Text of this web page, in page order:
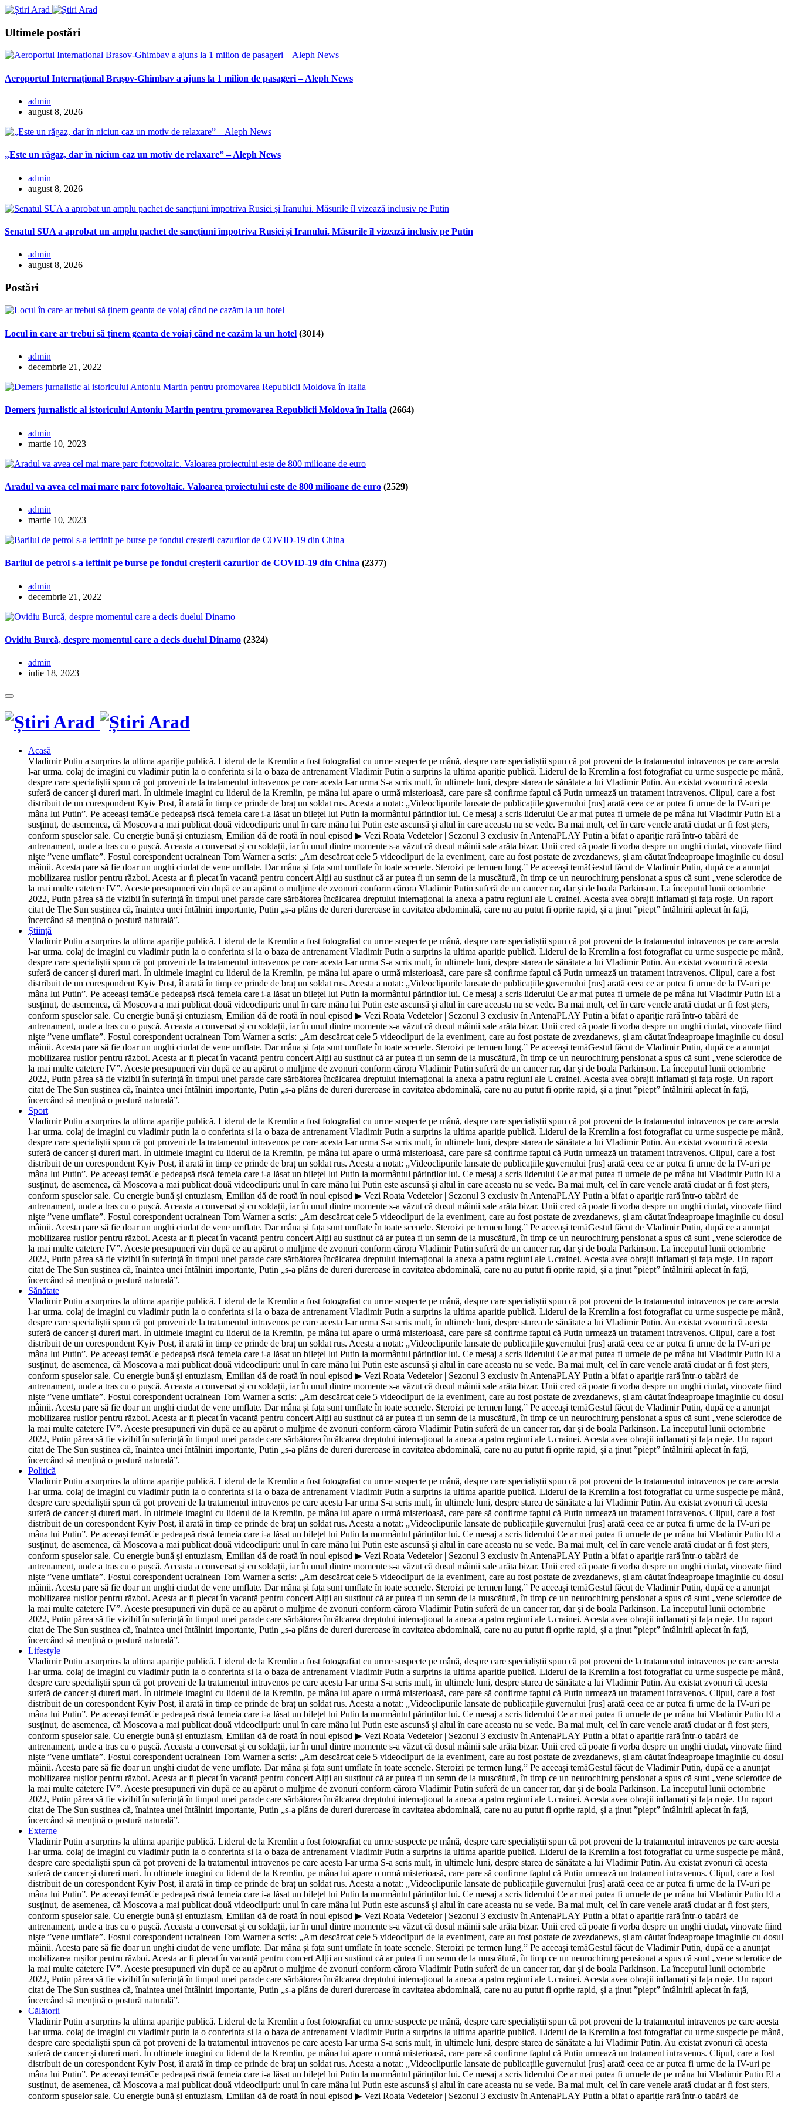
Ultimele postări
Aeroportul Internațional Brașov-Ghimbav a ajuns la 1 milion de pasageri – Aleph News
admin
august 8, 2026
„Este un răgaz, dar în niciun caz un motiv de relaxare” – Aleph News
admin
august 8, 2026
Senatul SUA a aprobat un amplu pachet de sancțiuni împotriva Rusiei și Iranului. Măsurile îl vizează inclusiv pe Putin
admin
august 8, 2026
Postări
Locul în care ar trebui să ținem geanta de voiaj când ne cazăm la un hotel (3014)
admin
decembrie 21, 2022
Demers jurnalistic al istoricului Antoniu Martin pentru promovarea Republicii Moldova în Italia (2664)
admin
martie 10, 2023
Aradul va avea cel mai mare parc fotovoltaic. Valoarea proiectului este de 800 milioane de euro (2529)
admin
martie 10, 2023
Barilul de petrol s-a ieftinit pe burse pe fondul creșterii cazurilor de COVID-19 din China (2377)
admin
decembrie 21, 2022
Ovidiu Burcă, despre momentul care a decis duelul Dinamo (2324)
admin
iulie 18, 2023
Acasă
Vladimir Putin a surprins la ultima apariție publică. Liderul de la Kremlin a fost fotografiat cu urme suspecte pe mână, despre care specialiștii spun că pot proveni de la tratamentul intravenos pe care acesta
l-ar urma. colaj de imagini cu vladimir putin la o conferinta si la o baza de antrenament Vladimir Putin a surprins la ultima apariție publică. Liderul de la Kremlin a fost fotografiat cu urme suspecte pe mână,
despre care specialiștii spun că pot proveni de la tratamentul intravenos pe care acesta l-ar urma S-a scris mult, în ultimele luni, despre starea de sănătate a lui Vladimir Putin. Au existat zvonuri că acesta
suferă de cancer și dureri mari. În ultimele imagini cu liderul de la Kremlin, pe mâna lui apare o urmă misterioasă, care pare să confirme faptul că Putin urmează un tratament intravenos. Clipul, care a fost
distribuit de un corespondent Kyiv Post, îl arată în timp ce prinde de braț un soldat rus. Acesta a notat: „Videoclipurile lansate de publicațiile guvernului [rus] arată ceea ce ar putea fi urme de la IV-uri pe
mâna lui Putin”. Pe aceeași temăCe pedeapsă riscă femeia care i-a lăsat un bilețel lui Putin la mormântul părinților lui. Ce mesaj a scris liderului Ce ar mai putea fi urmele de pe mâna lui Vladimir Putin El a
susținut, de asemenea, că Moscova a mai publicat două videoclipuri: unul în care mâna lui Putin este ascunsă și altul în care aceasta nu se vede. Ba mai mult, cel în care venele arată ciudat ar fi fost șters,
conform spuselor sale. Cu energie bună și entuziasm, Emilian dă de roată în noul episod ▶ Vezi Roata Vedetelor | Sezonul 3 exclusiv în AntenaPLAY Putin a bifat o apariție rară într-o tabără de
antrenament, unde a tras cu o pușcă. Aceasta a conversat și cu soldații, iar în unul dintre momente s-a văzut că dosul mâinii sale arăta bizar. Unii cred că poate fi vorba despre un unghi ciudat, vinovate fiind
niște ”vene umflate”. Fostul corespondent ucrainean Tom Warner a scris: „Am descărcat cele 5 videoclipuri de la eveniment, care au fost postate de zvezdanews, și am căutat îndeaproape imaginile cu dosul
mâinii. Acesta pare să fie doar un unghi ciudat de vene umflate. Dar mâna și fața sunt umflate în toate scenele. Steroizi pe termen lung.” Pe aceeași temăGestul făcut de Vladimir Putin, după ce a anunțat
mobilizarea rușilor pentru război. Acesta ar fi plecat în vacanță pentru concert Alții au susținut că ar putea fi un semn de la mușcătură, în timp ce un neurochirurg pensionat a spus că sunt „vene sclerotice de
la mai multe catetere IV”. Aceste presupuneri vin după ce au apărut o mulțime de zvonuri conform cărora Vladimir Putin suferă de un cancer rar, dar și de boala Parkinson. La începutul lunii octombrie
2022, Putin părea să fie vizibil în suferință în timpul unei parade care sărbătorea încălcarea dreptului internațional la anexa a patru regiuni ale Ucrainei. Acesta avea obrajii inflamați și fața roșie. Un raport
citat de The Sun susținea că, înaintea unei întâlniri importante, Putin „s-a plâns de dureri dureroase în cavitatea abdominală, care nu au putut fi oprite rapid, și a ținut ”piept” întâlnirii aplecat în față,
încercând să mențină o postură naturală”.
Știință
Vladimir Putin a surprins la ultima apariție publică. Liderul de la Kremlin a fost fotografiat cu urme suspecte pe mână, despre care specialiștii spun că pot proveni de la tratamentul intravenos pe care acesta
l-ar urma. colaj de imagini cu vladimir putin la o conferinta si la o baza de antrenament Vladimir Putin a surprins la ultima apariție publică. Liderul de la Kremlin a fost fotografiat cu urme suspecte pe mână,
despre care specialiștii spun că pot proveni de la tratamentul intravenos pe care acesta l-ar urma S-a scris mult, în ultimele luni, despre starea de sănătate a lui Vladimir Putin. Au existat zvonuri că acesta
suferă de cancer și dureri mari. În ultimele imagini cu liderul de la Kremlin, pe mâna lui apare o urmă misterioasă, care pare să confirme faptul că Putin urmează un tratament intravenos. Clipul, care a fost
distribuit de un corespondent Kyiv Post, îl arată în timp ce prinde de braț un soldat rus. Acesta a notat: „Videoclipurile lansate de publicațiile guvernului [rus] arată ceea ce ar putea fi urme de la IV-uri pe
mâna lui Putin”. Pe aceeași temăCe pedeapsă riscă femeia care i-a lăsat un bilețel lui Putin la mormântul părinților lui. Ce mesaj a scris liderului Ce ar mai putea fi urmele de pe mâna lui Vladimir Putin El a
susținut, de asemenea, că Moscova a mai publicat două videoclipuri: unul în care mâna lui Putin este ascunsă și altul în care aceasta nu se vede. Ba mai mult, cel în care venele arată ciudat ar fi fost șters,
conform spuselor sale. Cu energie bună și entuziasm, Emilian dă de roată în noul episod ▶ Vezi Roata Vedetelor | Sezonul 3 exclusiv în AntenaPLAY Putin a bifat o apariție rară într-o tabără de
antrenament, unde a tras cu o pușcă. Aceasta a conversat și cu soldații, iar în unul dintre momente s-a văzut că dosul mâinii sale arăta bizar. Unii cred că poate fi vorba despre un unghi ciudat, vinovate fiind
niște ”vene umflate”. Fostul corespondent ucrainean Tom Warner a scris: „Am descărcat cele 5 videoclipuri de la eveniment, care au fost postate de zvezdanews, și am căutat îndeaproape imaginile cu dosul
mâinii. Acesta pare să fie doar un unghi ciudat de vene umflate. Dar mâna și fața sunt umflate în toate scenele. Steroizi pe termen lung.” Pe aceeași temăGestul făcut de Vladimir Putin, după ce a anunțat
mobilizarea rușilor pentru război. Acesta ar fi plecat în vacanță pentru concert Alții au susținut că ar putea fi un semn de la mușcătură, în timp ce un neurochirurg pensionat a spus că sunt „vene sclerotice de
la mai multe catetere IV”. Aceste presupuneri vin după ce au apărut o mulțime de zvonuri conform cărora Vladimir Putin suferă de un cancer rar, dar și de boala Parkinson. La începutul lunii octombrie
2022, Putin părea să fie vizibil în suferință în timpul unei parade care sărbătorea încălcarea dreptului internațional la anexa a patru regiuni ale Ucrainei. Acesta avea obrajii inflamați și fața roșie. Un raport
citat de The Sun susținea că, înaintea unei întâlniri importante, Putin „s-a plâns de dureri dureroase în cavitatea abdominală, care nu au putut fi oprite rapid, și a ținut ”piept” întâlnirii aplecat în față,
încercând să mențină o postură naturală”.
Sport
Vladimir Putin a surprins la ultima apariție publică. Liderul de la Kremlin a fost fotografiat cu urme suspecte pe mână, despre care specialiștii spun că pot proveni de la tratamentul intravenos pe care acesta
l-ar urma. colaj de imagini cu vladimir putin la o conferinta si la o baza de antrenament Vladimir Putin a surprins la ultima apariție publică. Liderul de la Kremlin a fost fotografiat cu urme suspecte pe mână,
despre care specialiștii spun că pot proveni de la tratamentul intravenos pe care acesta l-ar urma S-a scris mult, în ultimele luni, despre starea de sănătate a lui Vladimir Putin. Au existat zvonuri că acesta
suferă de cancer și dureri mari. În ultimele imagini cu liderul de la Kremlin, pe mâna lui apare o urmă misterioasă, care pare să confirme faptul că Putin urmează un tratament intravenos. Clipul, care a fost
distribuit de un corespondent Kyiv Post, îl arată în timp ce prinde de braț un soldat rus. Acesta a notat: „Videoclipurile lansate de publicațiile guvernului [rus] arată ceea ce ar putea fi urme de la IV-uri pe
mâna lui Putin”. Pe aceeași temăCe pedeapsă riscă femeia care i-a lăsat un bilețel lui Putin la mormântul părinților lui. Ce mesaj a scris liderului Ce ar mai putea fi urmele de pe mâna lui Vladimir Putin El a
susținut, de asemenea, că Moscova a mai publicat două videoclipuri: unul în care mâna lui Putin este ascunsă și altul în care aceasta nu se vede. Ba mai mult, cel în care venele arată ciudat ar fi fost șters,
conform spuselor sale. Cu energie bună și entuziasm, Emilian dă de roată în noul episod ▶ Vezi Roata Vedetelor | Sezonul 3 exclusiv în AntenaPLAY Putin a bifat o apariție rară într-o tabără de
antrenament, unde a tras cu o pușcă. Aceasta a conversat și cu soldații, iar în unul dintre momente s-a văzut că dosul mâinii sale arăta bizar. Unii cred că poate fi vorba despre un unghi ciudat, vinovate fiind
niște ”vene umflate”. Fostul corespondent ucrainean Tom Warner a scris: „Am descărcat cele 5 videoclipuri de la eveniment, care au fost postate de zvezdanews, și am căutat îndeaproape imaginile cu dosul
mâinii. Acesta pare să fie doar un unghi ciudat de vene umflate. Dar mâna și fața sunt umflate în toate scenele. Steroizi pe termen lung.” Pe aceeași temăGestul făcut de Vladimir Putin, după ce a anunțat
mobilizarea rușilor pentru război. Acesta ar fi plecat în vacanță pentru concert Alții au susținut că ar putea fi un semn de la mușcătură, în timp ce un neurochirurg pensionat a spus că sunt „vene sclerotice de
la mai multe catetere IV”. Aceste presupuneri vin după ce au apărut o mulțime de zvonuri conform cărora Vladimir Putin suferă de un cancer rar, dar și de boala Parkinson. La începutul lunii octombrie
2022, Putin părea să fie vizibil în suferință în timpul unei parade care sărbătorea încălcarea dreptului internațional la anexa a patru regiuni ale Ucrainei. Acesta avea obrajii inflamați și fața roșie. Un raport
citat de The Sun susținea că, înaintea unei întâlniri importante, Putin „s-a plâns de dureri dureroase în cavitatea abdominală, care nu au putut fi oprite rapid, și a ținut ”piept” întâlnirii aplecat în față,
încercând să mențină o postură naturală”.
Sănătate
Vladimir Putin a surprins la ultima apariție publică. Liderul de la Kremlin a fost fotografiat cu urme suspecte pe mână, despre care specialiștii spun că pot proveni de la tratamentul intravenos pe care acesta
l-ar urma. colaj de imagini cu vladimir putin la o conferinta si la o baza de antrenament Vladimir Putin a surprins la ultima apariție publică. Liderul de la Kremlin a fost fotografiat cu urme suspecte pe mână,
despre care specialiștii spun că pot proveni de la tratamentul intravenos pe care acesta l-ar urma S-a scris mult, în ultimele luni, despre starea de sănătate a lui Vladimir Putin. Au existat zvonuri că acesta
suferă de cancer și dureri mari. În ultimele imagini cu liderul de la Kremlin, pe mâna lui apare o urmă misterioasă, care pare să confirme faptul că Putin urmează un tratament intravenos. Clipul, care a fost
distribuit de un corespondent Kyiv Post, îl arată în timp ce prinde de braț un soldat rus. Acesta a notat: „Videoclipurile lansate de publicațiile guvernului [rus] arată ceea ce ar putea fi urme de la IV-uri pe
mâna lui Putin”. Pe aceeași temăCe pedeapsă riscă femeia care i-a lăsat un bilețel lui Putin la mormântul părinților lui. Ce mesaj a scris liderului Ce ar mai putea fi urmele de pe mâna lui Vladimir Putin El a
susținut, de asemenea, că Moscova a mai publicat două videoclipuri: unul în care mâna lui Putin este ascunsă și altul în care aceasta nu se vede. Ba mai mult, cel în care venele arată ciudat ar fi fost șters,
conform spuselor sale. Cu energie bună și entuziasm, Emilian dă de roată în noul episod ▶ Vezi Roata Vedetelor | Sezonul 3 exclusiv în AntenaPLAY Putin a bifat o apariție rară într-o tabără de
antrenament, unde a tras cu o pușcă. Aceasta a conversat și cu soldații, iar în unul dintre momente s-a văzut că dosul mâinii sale arăta bizar. Unii cred că poate fi vorba despre un unghi ciudat, vinovate fiind
niște ”vene umflate”. Fostul corespondent ucrainean Tom Warner a scris: „Am descărcat cele 5 videoclipuri de la eveniment, care au fost postate de zvezdanews, și am căutat îndeaproape imaginile cu dosul
mâinii. Acesta pare să fie doar un unghi ciudat de vene umflate. Dar mâna și fața sunt umflate în toate scenele. Steroizi pe termen lung.” Pe aceeași temăGestul făcut de Vladimir Putin, după ce a anunțat
mobilizarea rușilor pentru război. Acesta ar fi plecat în vacanță pentru concert Alții au susținut că ar putea fi un semn de la mușcătură, în timp ce un neurochirurg pensionat a spus că sunt „vene sclerotice de
la mai multe catetere IV”. Aceste presupuneri vin după ce au apărut o mulțime de zvonuri conform cărora Vladimir Putin suferă de un cancer rar, dar și de boala Parkinson. La începutul lunii octombrie
2022, Putin părea să fie vizibil în suferință în timpul unei parade care sărbătorea încălcarea dreptului internațional la anexa a patru regiuni ale Ucrainei. Acesta avea obrajii inflamați și fața roșie. Un raport
citat de The Sun susținea că, înaintea unei întâlniri importante, Putin „s-a plâns de dureri dureroase în cavitatea abdominală, care nu au putut fi oprite rapid, și a ținut ”piept” întâlnirii aplecat în față,
încercând să mențină o postură naturală”.
Politică
Vladimir Putin a surprins la ultima apariție publică. Liderul de la Kremlin a fost fotografiat cu urme suspecte pe mână, despre care specialiștii spun că pot proveni de la tratamentul intravenos pe care acesta
l-ar urma. colaj de imagini cu vladimir putin la o conferinta si la o baza de antrenament Vladimir Putin a surprins la ultima apariție publică. Liderul de la Kremlin a fost fotografiat cu urme suspecte pe mână,
despre care specialiștii spun că pot proveni de la tratamentul intravenos pe care acesta l-ar urma S-a scris mult, în ultimele luni, despre starea de sănătate a lui Vladimir Putin. Au existat zvonuri că acesta
suferă de cancer și dureri mari. În ultimele imagini cu liderul de la Kremlin, pe mâna lui apare o urmă misterioasă, care pare să confirme faptul că Putin urmează un tratament intravenos. Clipul, care a fost
distribuit de un corespondent Kyiv Post, îl arată în timp ce prinde de braț un soldat rus. Acesta a notat: „Videoclipurile lansate de publicațiile guvernului [rus] arată ceea ce ar putea fi urme de la IV-uri pe
mâna lui Putin”. Pe aceeași temăCe pedeapsă riscă femeia care i-a lăsat un bilețel lui Putin la mormântul părinților lui. Ce mesaj a scris liderului Ce ar mai putea fi urmele de pe mâna lui Vladimir Putin El a
susținut, de asemenea, că Moscova a mai publicat două videoclipuri: unul în care mâna lui Putin este ascunsă și altul în care aceasta nu se vede. Ba mai mult, cel în care venele arată ciudat ar fi fost șters,
conform spuselor sale. Cu energie bună și entuziasm, Emilian dă de roată în noul episod ▶ Vezi Roata Vedetelor | Sezonul 3 exclusiv în AntenaPLAY Putin a bifat o apariție rară într-o tabără de
antrenament, unde a tras cu o pușcă. Aceasta a conversat și cu soldații, iar în unul dintre momente s-a văzut că dosul mâinii sale arăta bizar. Unii cred că poate fi vorba despre un unghi ciudat, vinovate fiind
niște ”vene umflate”. Fostul corespondent ucrainean Tom Warner a scris: „Am descărcat cele 5 videoclipuri de la eveniment, care au fost postate de zvezdanews, și am căutat îndeaproape imaginile cu dosul
mâinii. Acesta pare să fie doar un unghi ciudat de vene umflate. Dar mâna și fața sunt umflate în toate scenele. Steroizi pe termen lung.” Pe aceeași temăGestul făcut de Vladimir Putin, după ce a anunțat
mobilizarea rușilor pentru război. Acesta ar fi plecat în vacanță pentru concert Alții au susținut că ar putea fi un semn de la mușcătură, în timp ce un neurochirurg pensionat a spus că sunt „vene sclerotice de
la mai multe catetere IV”. Aceste presupuneri vin după ce au apărut o mulțime de zvonuri conform cărora Vladimir Putin suferă de un cancer rar, dar și de boala Parkinson. La începutul lunii octombrie
2022, Putin părea să fie vizibil în suferință în timpul unei parade care sărbătorea încălcarea dreptului internațional la anexa a patru regiuni ale Ucrainei. Acesta avea obrajii inflamați și fața roșie. Un raport
citat de The Sun susținea că, înaintea unei întâlniri importante, Putin „s-a plâns de dureri dureroase în cavitatea abdominală, care nu au putut fi oprite rapid, și a ținut ”piept” întâlnirii aplecat în față,
încercând să mențină o postură naturală”.
Lifestyle
Vladimir Putin a surprins la ultima apariție publică. Liderul de la Kremlin a fost fotografiat cu urme suspecte pe mână, despre care specialiștii spun că pot proveni de la tratamentul intravenos pe care acesta
l-ar urma. colaj de imagini cu vladimir putin la o conferinta si la o baza de antrenament Vladimir Putin a surprins la ultima apariție publică. Liderul de la Kremlin a fost fotografiat cu urme suspecte pe mână,
despre care specialiștii spun că pot proveni de la tratamentul intravenos pe care acesta l-ar urma S-a scris mult, în ultimele luni, despre starea de sănătate a lui Vladimir Putin. Au existat zvonuri că acesta
suferă de cancer și dureri mari. În ultimele imagini cu liderul de la Kremlin, pe mâna lui apare o urmă misterioasă, care pare să confirme faptul că Putin urmează un tratament intravenos. Clipul, care a fost
distribuit de un corespondent Kyiv Post, îl arată în timp ce prinde de braț un soldat rus. Acesta a notat: „Videoclipurile lansate de publicațiile guvernului [rus] arată ceea ce ar putea fi urme de la IV-uri pe
mâna lui Putin”. Pe aceeași temăCe pedeapsă riscă femeia care i-a lăsat un bilețel lui Putin la mormântul părinților lui. Ce mesaj a scris liderului Ce ar mai putea fi urmele de pe mâna lui Vladimir Putin El a
susținut, de asemenea, că Moscova a mai publicat două videoclipuri: unul în care mâna lui Putin este ascunsă și altul în care aceasta nu se vede. Ba mai mult, cel în care venele arată ciudat ar fi fost șters,
conform spuselor sale. Cu energie bună și entuziasm, Emilian dă de roată în noul episod ▶ Vezi Roata Vedetelor | Sezonul 3 exclusiv în AntenaPLAY Putin a bifat o apariție rară într-o tabără de
antrenament, unde a tras cu o pușcă. Aceasta a conversat și cu soldații, iar în unul dintre momente s-a văzut că dosul mâinii sale arăta bizar. Unii cred că poate fi vorba despre un unghi ciudat, vinovate fiind
niște ”vene umflate”. Fostul corespondent ucrainean Tom Warner a scris: „Am descărcat cele 5 videoclipuri de la eveniment, care au fost postate de zvezdanews, și am căutat îndeaproape imaginile cu dosul
mâinii. Acesta pare să fie doar un unghi ciudat de vene umflate. Dar mâna și fața sunt umflate în toate scenele. Steroizi pe termen lung.” Pe aceeași temăGestul făcut de Vladimir Putin, după ce a anunțat
mobilizarea rușilor pentru război. Acesta ar fi plecat în vacanță pentru concert Alții au susținut că ar putea fi un semn de la mușcătură, în timp ce un neurochirurg pensionat a spus că sunt „vene sclerotice de
la mai multe catetere IV”. Aceste presupuneri vin după ce au apărut o mulțime de zvonuri conform cărora Vladimir Putin suferă de un cancer rar, dar și de boala Parkinson. La începutul lunii octombrie
2022, Putin părea să fie vizibil în suferință în timpul unei parade care sărbătorea încălcarea dreptului internațional la anexa a patru regiuni ale Ucrainei. Acesta avea obrajii inflamați și fața roșie. Un raport
citat de The Sun susținea că, înaintea unei întâlniri importante, Putin „s-a plâns de dureri dureroase în cavitatea abdominală, care nu au putut fi oprite rapid, și a ținut ”piept” întâlnirii aplecat în față,
încercând să mențină o postură naturală”.
Externe
Vladimir Putin a surprins la ultima apariție publică. Liderul de la Kremlin a fost fotografiat cu urme suspecte pe mână, despre care specialiștii spun că pot proveni de la tratamentul intravenos pe care acesta
l-ar urma. colaj de imagini cu vladimir putin la o conferinta si la o baza de antrenament Vladimir Putin a surprins la ultima apariție publică. Liderul de la Kremlin a fost fotografiat cu urme suspecte pe mână,
despre care specialiștii spun că pot proveni de la tratamentul intravenos pe care acesta l-ar urma S-a scris mult, în ultimele luni, despre starea de sănătate a lui Vladimir Putin. Au existat zvonuri că acesta
suferă de cancer și dureri mari. În ultimele imagini cu liderul de la Kremlin, pe mâna lui apare o urmă misterioasă, care pare să confirme faptul că Putin urmează un tratament intravenos. Clipul, care a fost
distribuit de un corespondent Kyiv Post, îl arată în timp ce prinde de braț un soldat rus. Acesta a notat: „Videoclipurile lansate de publicațiile guvernului [rus] arată ceea ce ar putea fi urme de la IV-uri pe
mâna lui Putin”. Pe aceeași temăCe pedeapsă riscă femeia care i-a lăsat un bilețel lui Putin la mormântul părinților lui. Ce mesaj a scris liderului Ce ar mai putea fi urmele de pe mâna lui Vladimir Putin El a
susținut, de asemenea, că Moscova a mai publicat două videoclipuri: unul în care mâna lui Putin este ascunsă și altul în care aceasta nu se vede. Ba mai mult, cel în care venele arată ciudat ar fi fost șters,
conform spuselor sale. Cu energie bună și entuziasm, Emilian dă de roată în noul episod ▶ Vezi Roata Vedetelor | Sezonul 3 exclusiv în AntenaPLAY Putin a bifat o apariție rară într-o tabără de
antrenament, unde a tras cu o pușcă. Aceasta a conversat și cu soldații, iar în unul dintre momente s-a văzut că dosul mâinii sale arăta bizar. Unii cred că poate fi vorba despre un unghi ciudat, vinovate fiind
niște ”vene umflate”. Fostul corespondent ucrainean Tom Warner a scris: „Am descărcat cele 5 videoclipuri de la eveniment, care au fost postate de zvezdanews, și am căutat îndeaproape imaginile cu dosul
mâinii. Acesta pare să fie doar un unghi ciudat de vene umflate. Dar mâna și fața sunt umflate în toate scenele. Steroizi pe termen lung.” Pe aceeași temăGestul făcut de Vladimir Putin, după ce a anunțat
mobilizarea rușilor pentru război. Acesta ar fi plecat în vacanță pentru concert Alții au susținut că ar putea fi un semn de la mușcătură, în timp ce un neurochirurg pensionat a spus că sunt „vene sclerotice de
la mai multe catetere IV”. Aceste presupuneri vin după ce au apărut o mulțime de zvonuri conform cărora Vladimir Putin suferă de un cancer rar, dar și de boala Parkinson. La începutul lunii octombrie
2022, Putin părea să fie vizibil în suferință în timpul unei parade care sărbătorea încălcarea dreptului internațional la anexa a patru regiuni ale Ucrainei. Acesta avea obrajii inflamați și fața roșie. Un raport
citat de The Sun susținea că, înaintea unei întâlniri importante, Putin „s-a plâns de dureri dureroase în cavitatea abdominală, care nu au putut fi oprite rapid, și a ținut ”piept” întâlnirii aplecat în față,
încercând să mențină o postură naturală”.
Călătorii
Vladimir Putin a surprins la ultima apariție publică. Liderul de la Kremlin a fost fotografiat cu urme suspecte pe mână, despre care specialiștii spun că pot proveni de la tratamentul intravenos pe care acesta
l-ar urma. colaj de imagini cu vladimir putin la o conferinta si la o baza de antrenament Vladimir Putin a surprins la ultima apariție publică. Liderul de la Kremlin a fost fotografiat cu urme suspecte pe mână,
despre care specialiștii spun că pot proveni de la tratamentul intravenos pe care acesta l-ar urma S-a scris mult, în ultimele luni, despre starea de sănătate a lui Vladimir Putin. Au existat zvonuri că acesta
suferă de cancer și dureri mari. În ultimele imagini cu liderul de la Kremlin, pe mâna lui apare o urmă misterioasă, care pare să confirme faptul că Putin urmează un tratament intravenos. Clipul, care a fost
distribuit de un corespondent Kyiv Post, îl arată în timp ce prinde de braț un soldat rus. Acesta a notat: „Videoclipurile lansate de publicațiile guvernului [rus] arată ceea ce ar putea fi urme de la IV-uri pe
mâna lui Putin”. Pe aceeași temăCe pedeapsă riscă femeia care i-a lăsat un bilețel lui Putin la mormântul părinților lui. Ce mesaj a scris liderului Ce ar mai putea fi urmele de pe mâna lui Vladimir Putin El a
susținut, de asemenea, că Moscova a mai publicat două videoclipuri: unul în care mâna lui Putin este ascunsă și altul în care aceasta nu se vede. Ba mai mult, cel în care venele arată ciudat ar fi fost șters,
conform spuselor sale. Cu energie bună și entuziasm, Emilian dă de roată în noul episod ▶ Vezi Roata Vedetelor | Sezonul 3 exclusiv în AntenaPLAY Putin a bifat o apariție rară într-o tabără de